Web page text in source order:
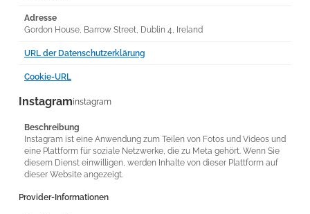
Adresse
Gordon House, Barrow Street, Dublin 4, Ireland
URL der Datenschutzerklärung
Cookie-URL
Instagraminstagram
Beschreibung
Instagram ist eine Anwendung zum Teilen von Fotos und Videos und
eine Plattform für soziale Netzwerke, die zu Meta gehört. Wenn Sie
diesem Dienst einwilligen, werden Inhalte von dieser Plattform auf
dieser Website angezeigt.
Provider-Informationen